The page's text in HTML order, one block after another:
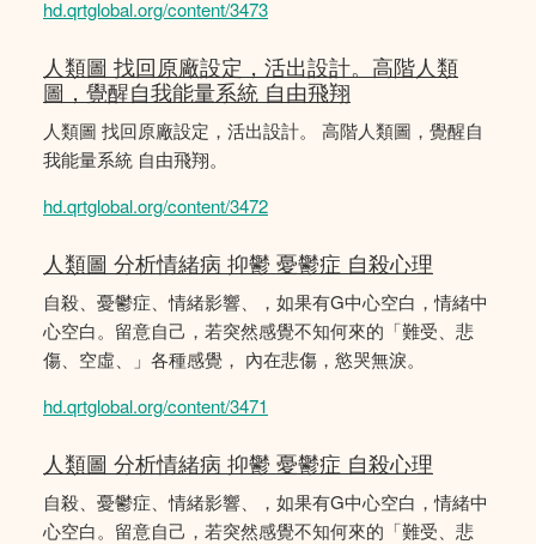
hd.qrtglobal.org/content/3473
人類圖 找回原廠設定，活出設計。高階人類
圖，覺醒自我能量系統 自由飛翔
人類圖 找回原廠設定，活出設計。 高階人類圖，覺醒自
我能量系統 自由飛翔。
hd.qrtglobal.org/content/3472
人類圖 分析情緒病 抑鬱 憂鬱症 自殺心理
自殺、憂鬱症、情緒影響、，如果有G中心空白，情緒中
心空白。留意自己，若突然感覺不知何來的「難受、悲
傷、空虛、」各種感覺， 內在悲傷，慾哭無淚。
hd.qrtglobal.org/content/3471
人類圖 分析情緒病 抑鬱 憂鬱症 自殺心理
自殺、憂鬱症、情緒影響、，如果有G中心空白，情緒中
心空白。留意自己，若突然感覺不知何來的「難受、悲